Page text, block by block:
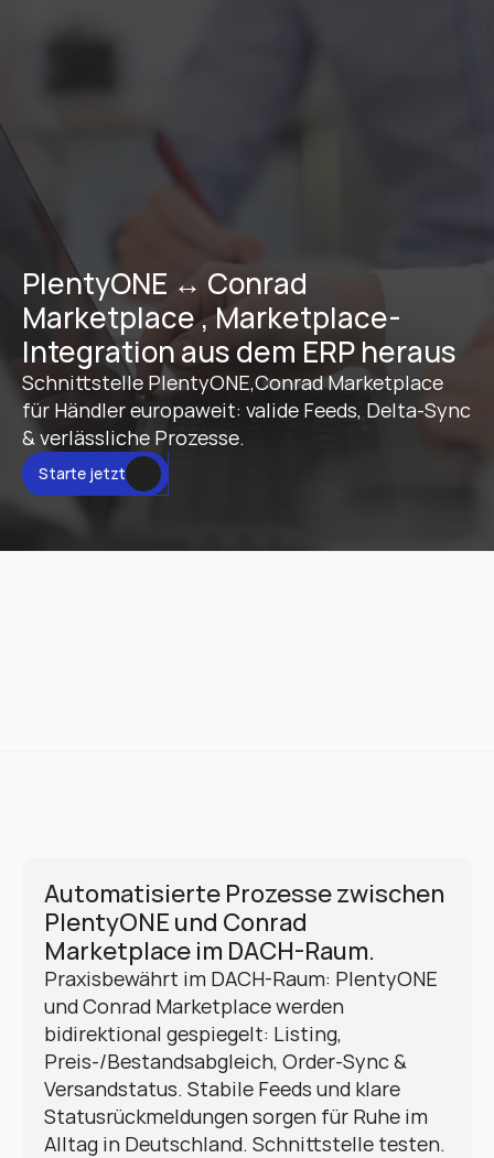
PlentyONE ↔ Conrad
Marketplace , Marketplace-
Integration aus dem ERP heraus
Schnittstelle PlentyONE,Conrad Marketplace
für Händler europaweit: valide Feeds, Delta-Sync
& verlässliche Prozesse.
Starte jetzt
Automatisierte Prozesse zwischen
PlentyONE und Conrad
Marketplace im DACH-Raum.
Praxisbewährt im DACH-Raum: PlentyONE
und Conrad Marketplace werden
bidirektional gespiegelt: Listing,
Preis-/Bestandsabgleich, Order-Sync &
Versandstatus. Stabile Feeds und klare
Statusrückmeldungen sorgen für Ruhe im
Alltag in Deutschland. Schnittstelle testen.